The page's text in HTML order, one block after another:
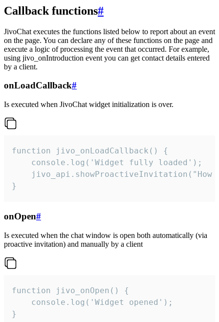
Callback functions#
JivoChat executes the functions listed below to report about an event
on the page. You can declare any of these functions on the page and
execute a logic of processing the event that occurred. For example,
using jivo_onIntroduction event you can get contact details entered
by a client.
onLoadCallback#
Is executed when JivoChat widget initialization is over.
function jivo_onLoadCallback() {
    console.log('Widget fully loaded');
jivo_api.showProactiveInvitation("How
}
onOpen#
Is executed when the chat window is open both automatically (via
proactive invitation) and manually by a client
function jivo_onOpen() {
    console.log('Widget opened');
}